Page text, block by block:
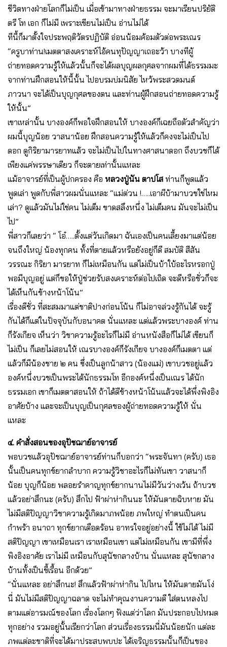
ชีวิตทางฝ่ายโลกก็ไม่เป็น เมื่อเข้ามาทางฝ่ายธรรม จะมาเรียนปริยัติ
ตรี โท เอก ก็ไม่มี เพราะเขียนไม่เป็น อ่านไม่ได้
ทีนี้ก็มาตั้งใจประพฤติวัตรปฏิบัติ อ่อนน้อมค้อมตัวต่อพระเณร
“ครูบาท่าน!เมตตาสงเคราะห์ไอ้คนทุปัญญาเถอะว้า บางทีผู้
ถ่ายทอดความรู้ให้แล้วนั้นก็จะได้ผลบุญผลกุศลจากผมที่ได้ธรรมมะ
จากท่านฝึกสอนให้นี้นั้น ไปอบรมบ่มนิสัย ไหว้พระสวดมนต์
ภาวนา จะได้เป็นบุญกุศลของตน และท่านผู้ฝึกสอนถ่ายทอดความรู้
ให้นั้น”
เขาเหล่านั้น บางองค์ก็พอใจฝึกสอนให้ บางองค์ก็เฉยถือตัวสำคัญว่า
ผมนี้บุญน้อย วาสนาน้อย ฝึกสอนความรู้ให้แล้วก็คงจะไม่เป็นไป
ดอก ดูกิริยามารยาทแล้ว จะไม่เป็นไปในทางศาสนาดอก ถึงบวชก็ได้
เพียงแค่พรรษาเดียว ก็จะตายเท่านั้นแหละ
แม้อาจารย์ที่เป็นผู้ปกครอง คือ หลวงปู่นัน ตาปโส ท่านก็พูดแล้ว
พูดเล่า พูดกับพี่สาวผมนั่นแหละ “แม่ต่วน !…..เอาผีบ้ามาบวชใช่ไหม
เล่า? ดูแล้วมันไม่ใช่คน ไม่เต็ม ขาดสลึงหนึ่ง ไม่เต็มคน มันจะไม่เป็น
ไป”
พี่สาวก็เลยว่า “ โอ๋…..ตั้งแต่วันเกิดมา ฉันเองเป็นคนเลี้ยงมาแต่น้อย
จนถึงใหญ่ น้องทุกคน ทั้งที่ตายแล้วหรือยังอยู่ก็ดี สมบัติ สีสัน
วรรณะ กิริยา มารยาท ก็ไม่เหมือนกัน แต่ไม่เป็นบ้าใบ้อะไรหรอกปู่
พอมีบุญอยู่ แต่ก็ขอให้ปู่ช่วยรับสงเคราะห์ต่อไปเถิด จะดีหรือชั่วก็จะ
ได้เห็นกันข้างหน้าโน้น”
เรื่องดีชั่ว ที่สะสมมาแต่ชาติปางก่อนโน้น ก็ไม่อาจล่วงรู้กันได้ จะรู้
กันได้ก็แต่ในปัจจุบันกับอนาคต นั่นแหละ แต่แล้วพระบางองค์ ท่าน
ก็รังเกียจ เห็นว่า วิชาความรู้อะไรก็ไม่มี อ่านหนังสือก็ไม่ได้ เขียนก็
ไม่เป็น ก็เลยไม่สอนให้ เณรบางองค์ก็รังเกียจ บางองค์ก็เมตตา แต่
แล้วก็มีน้องชาย ๒ คน ซึ่งเป็นลูกน้าสาว (น้องแม่) เขาบวชอยู่แล้ว
องค์หนึ่งบวชเป็นพระได้นักธรรมโท อีกองค์หนึ่งเป็นเณร ได้นัก
ธรรมเอก เขาก็เมตตาสอนให้ ถ้าได้ดีข้างหน้าโน้นแล้วจะได้พึ่งพิงอิง
อาศัยบ้าง และจะเป็นบุญเป็นกุศลของผู้ถ่ายทอดความรู้ให้ นั่น
แหละ
๔. คำสั่งสอนของอุปัชฌาย์อาจารย์
พอบวชแล้วอุปัชฌาย์อาจารย์ท่านก็บอกว่า “พระจันทา (ครับ) เธอ
นั้นเป็นคนทุกข์ยากลำบาก ความรู้วิชาอะไรก็ไม่ทันเขา วาสนาก็
น้อย บุญก็น้อย พลอยรำคาญทุกข์ยากนานไม่มีวันว่างเว้น ถ้าบวช
แล้วอย่าสึกนะ (ครับ) สึกไป ฟ้าผ่าห่ากินนะ ให้มันตายฉิบหาย มัน
ไม่มีสติปัญญาวิชาความรู้เกิดมาภพน้อย ภพใหญ่ ทำตนเป็นคน
กำพร้า อนาถา ทุกข์ยากเดือดร้อน อาทรใจอยู่อย่างนี้ ใช้ไม่ได้ ไม่มี
สติปัญญา เขาเหมือนเรา เราเหมือนเขา แต่ไม่เหมือนกัน เขามีที่พึ่ง
พิงอิงอาศัย เราไม่มี เหมือนกับสุนัขกลางบ้าน นั่นแหละ สุนัขกลาง
บ้านทั้งเป็นขี้เรื้อน อีกด้วย”
“นั่นแหละ อย่าสึกนะ! สึกแล้วฟ้าผ่าห่ากิน ไปไหน ให้มันตายมันโง่
นี่ มันไม่มีสติปัญญาฉลาด จะไม่ทำคุณงานความดี ใส่ตนหลงไป
ตามแต่อารมณ์ของโลก เรื่องโลกๆ ฟังแต่ว่าโลก มันประกอบไปหมด
ทุกอย่าง รวมอยู่นั้นเรียกว่าโลก ส่วนเรื่องธรรมนี่มันน้อยนัก แต่ละ
ภพแต่ละชาติที่จะได้มาประสบพบปะ ได้เจริญธรรมนั้นก็เป็นของ